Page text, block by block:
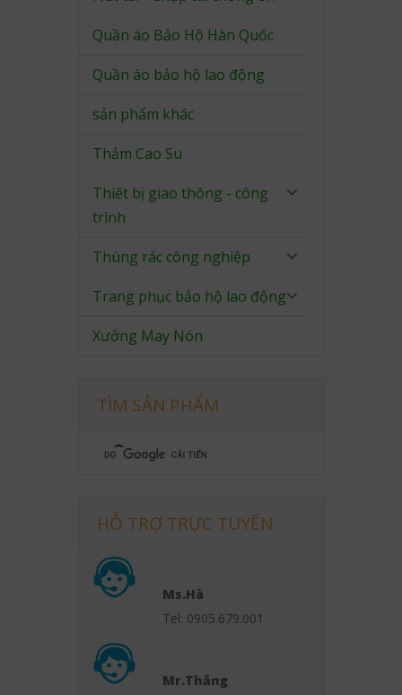
Quần áo Bảo Hộ Hàn Quốc
Quần áo bảo hộ lao động
sản phẩm khác
Thảm Cao Su
Thiết bị giao thông - công
trình
Thùng rác công nghiệp
Trang phục bảo hộ lao động
Xưởng May Nón
TÌM SẢN PHẨM
HỖ TRỢ TRỰC TUYẾN
Ms.Hà
Tel: 0905.679.001
Mr.Thắng